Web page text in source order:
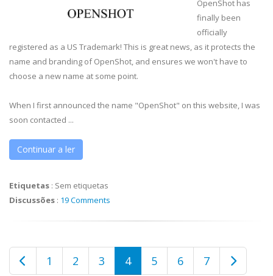
OpenShot has
finally been
officially
registered as a US Trademark! This is great news, as it protects the
name and branding of OpenShot, and ensures we won't have to
choose a new name at some point.
When I first announced the name "OpenShot" on this website, I was
soon contacted ...
Continuar a ler
Etiquetas : Sem etiquetas
Discussões : 19 Comments
1 2 3 4 5 6 7